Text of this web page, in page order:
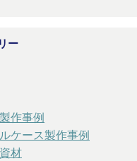
ー
作事例
ケース製作事例
材